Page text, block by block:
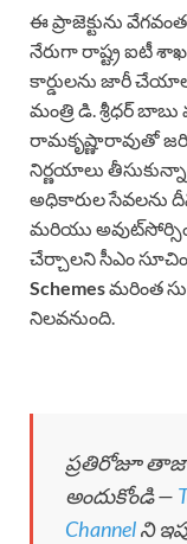
ఈ ప్రాజెక్టును
నేరుగా రాష్ట్ర ఐటీ
కార్డులను జారీ
మంత్రి డి. శ్రీధర్
రామకృష్ణారావుతో
నిర్ణయాలు
అధికారుల సేవలను
మరియు
చేర్చాలని సీఎం
Schemesమరింత
నిలవనుంది.
ప్రతిరోజూ
అందుకోండి —
Channelని